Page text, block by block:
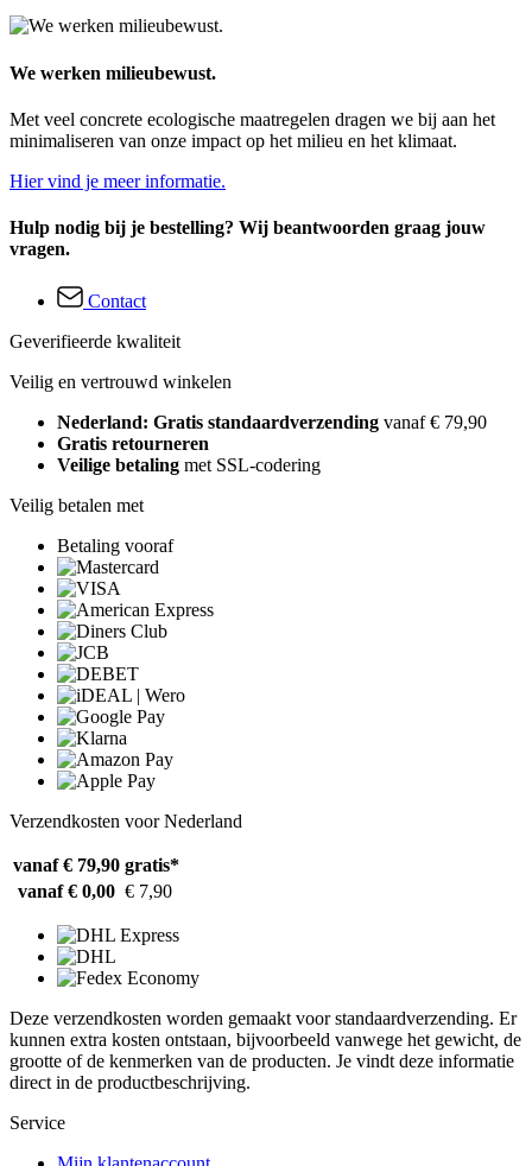
We werken milieubewust.
Met veel concrete ecologische maatregelen dragen we bij aan het
minimaliseren van onze impact op het milieu en het klimaat.
Hier vind je meer informatie.
Hulp nodig bij je bestelling? Wij beantwoorden graag jouw
vragen.
Contact
Geverifieerde kwaliteit
Veilig en vertrouwd winkelen
Nederland: Gratis standaardverzending vanaf € 79,90
Gratis retourneren
Veilige betaling met SSL-codering
Veilig betalen met
Betaling vooraf
Verzendkosten voor Nederland
vanaf € 79,90 gratis*
vanaf € 0,00 € 7,90
Deze verzendkosten worden gemaakt voor standaardverzending. Er
kunnen extra kosten ontstaan, bijvoorbeeld vanwege het gewicht, de
grootte of de kenmerken van de producten. Je vindt deze informatie
direct in de productbeschrijving.
Service